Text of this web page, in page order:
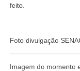
feito.
Foto divulgação
Imagem do momento